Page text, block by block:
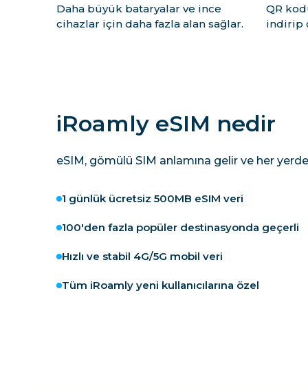
Daha büyük bataryalar ve ince
cihazlar için daha fazla alan sağlar.
QR
indirip
iRoamly eSIM nedir
eSIM, gömülü SIM anlamına gelir ve her
1 günlük ücretsiz 500MB eSIM veri
100'den fazla popüler destinasyonda geçerli
Hızlı ve stabil 4G/5G mobil veri
Tüm iRoamly yeni kullanıcılarına özel